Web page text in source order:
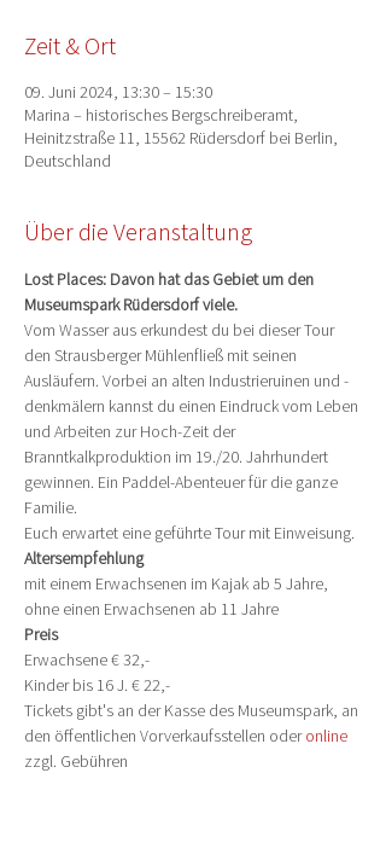
Zeit & Ort
09. Juni 2024, 13:30 – 15:30
Marina – historisches Bergschreiberamt,
Heinitzstraße 11, 15562 Rüdersdorf bei Berlin,
Deutschland
Über die Veranstaltung
Lost Places: Davon hat das Gebiet um den
Museumspark Rüdersdorf viele.
Vom Wasser aus erkundest du bei dieser Tour
den Strausberger Mühlenfließ mit seinen
Ausläufern. Vorbei an alten Industrieruinen und -
denkmälern kannst du einen Eindruck vom Leben
und Arbeiten zur Hoch-Zeit der
Branntkalkproduktion im 19./20. Jahrhundert
gewinnen. Ein Paddel-Abenteuer für die ganze
Familie.
Euch erwartet eine geführte Tour mit Einweisung.
Altersempfehlung
mit einem Erwachsenen im Kajak ab 5 Jahre,
ohne einen Erwachsenen ab 11 Jahre
Preis
Erwachsene € 32,-
Kinder bis 16 J. € 22,-
Tickets gibt's an der Kasse des Museumspark, an
den öffentlichen Vorverkaufsstellen oder online
zzgl. Gebühren